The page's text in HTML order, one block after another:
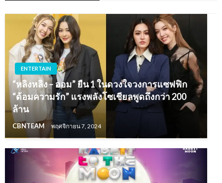
ENTERTAIN
“หลิงหลิง – ออม” ยืน 1 ในดวงใจวงการแซฟฟิก
“ด้อมความรัก” แรงพลังโซเชียลพูดถึงกว่า 200
ล้าน
CBNTEAM พฤศจิกายน 7, 2024